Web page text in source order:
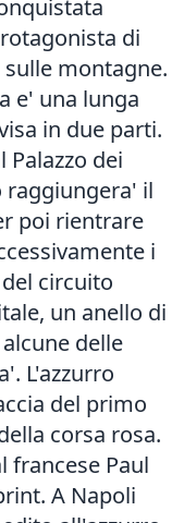
di
montagne.
e' una lunga
in due parti.
Palazzo dei
raggiungera' il
poi rientrare
i
circuito
un anello di
delle
L'azzurro
del primo
corsa rosa.
francese Paul
A Napoli